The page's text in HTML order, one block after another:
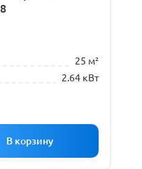
25 м²
2.64 кВт